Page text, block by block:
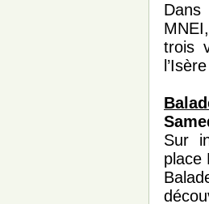
trois
Sur
place